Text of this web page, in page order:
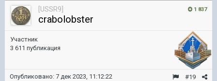
1 837
[USSR9]
crabolobster
Участник
3 611 публикация
#19
Опубликовано: 7 дек 2023, 11:12:22